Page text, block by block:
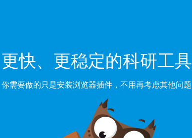
更快、更稳定的科研工具
你需要做的只是安装浏览器插件，不用再考虑其他问题